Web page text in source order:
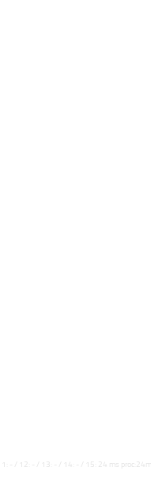
- / 12: - / 13: - / 14: - / 15: 24 ms proc:24ms